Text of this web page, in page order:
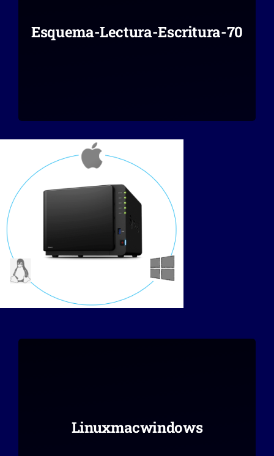
Esquema-Lectura-Escritura-70
Linuxmacwindows